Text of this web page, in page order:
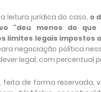
leitura jurídica do caso, o
"deu menos do que
limites legais impostos
negociação política
legal, com percentual
feita de forma reservada,